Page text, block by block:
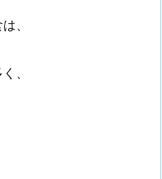
、
、